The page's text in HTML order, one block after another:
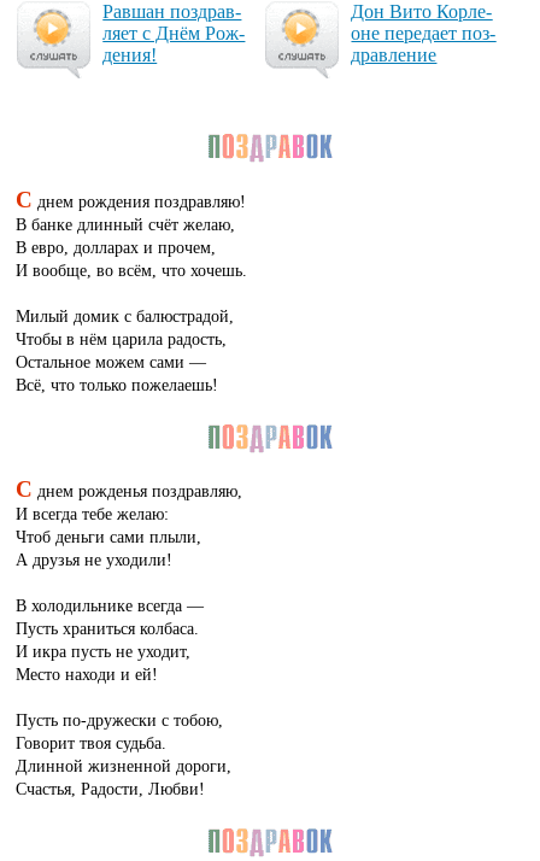
Рав­шан поз­драв­
ля­ет с Днём Рож­
де­ния!
Дон Ви­то Кор­ле­
оне пе­ре­да­ет поз­
драв­ле­ние
С днем рождения поздравляю!
В банке длинный счёт желаю,
В евро, долларах и прочем,
И вообще, во всём, что хочешь.
Милый домик с балюстрадой,
Чтобы в нём царила радость,
Остальное можем сами —
Всё, что только пожелаешь!
С днем рожденья поздравляю,
И всегда тебе желаю:
Чтоб деньги сами плыли,
А друзья не уходили!
В холодильнике всегда —
Пусть храниться колбаса.
И икра пусть не уходит,
Место находи и ей!
Пусть по-дружески с тобою,
Говорит твоя судьба.
Длинной жизненной дороги,
Счастья, Радости, Любви!